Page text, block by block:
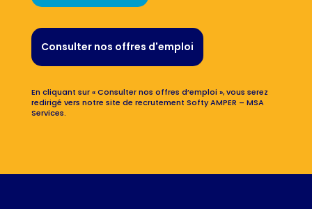
Consulter nos offres d'emploi
En cliquant sur « Consulter nos offres d’emploi », vous serez
redirigé vers notre site de recrutement Softy AMPER – MSA
Services.